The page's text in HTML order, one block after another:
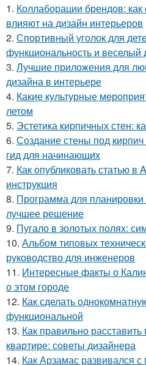
1. Коллаборации брендов:
влияют на дизайн интерьеров
2. Спортивный уголок для
функциональность и веселый
3. Лучшие приложения для
дизайна в интерьере
4. Какие культурные
летом
5. Эстетика кирпичных стен:
6. Создание стены под
гид для начинающих
7. Как опубликовать статью в
инструкция
8. Программа для
лучшее решение
9. Пугало в золотых полях:
10. Альбом типовых
руководство для инженеров
11. Интересные факты о
о этом городе
12. Как сделать
функциональной
13. Как правильно
квартире: советы дизайнера
14. Как Арзамас развивался